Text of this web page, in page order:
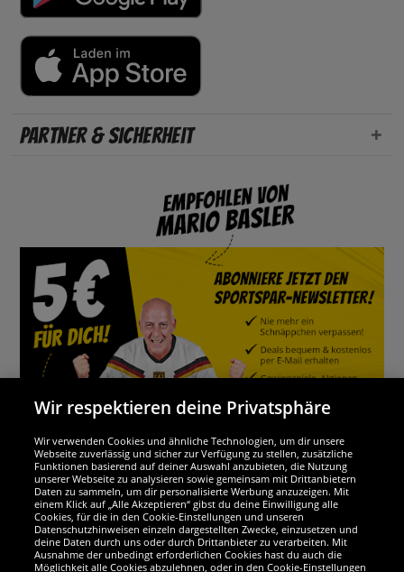
Partner & Sicherheit
Wir sind ausgezeichnet
Wir respektieren deine Privatsphäre
Wir verwenden Cookies und ähnliche Technologien, um dir unsere
Webseite zuverlässig und sicher zur Verfügung zu stellen, zusätzliche
Funktionen basierend auf deiner Auswahl anzubieten, die Nutzung
unserer Webseite zu analysieren sowie gemeinsam mit Drittanbietern
Daten zu sammeln, um dir personalisierte Werbung anzuzeigen. Mit
einem Klick auf „Alle Akzeptieren“ gibst du deine Einwilligung alle
Cookies, für die in den Cookie-Einstellungen und unseren
Datenschutzhinweisen einzeln dargestellten Zwecke, einzusetzen und
deine Daten durch uns oder durch Drittanbieter zu verarbeiten. Mit
Ausnahme der unbedingt erforderlichen Cookies hast du auch die
Möglichkeit alle Cookies abzulehnen, oder in den Cookie-Einstellungen